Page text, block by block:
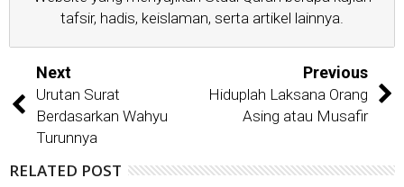
tafsir, hadis, keislaman, serta artikel lainnya.
Next
Urutan Surat
Berdasarkan Wahyu
Turunnya
Previous
Hiduplah Laksana Orang
Asing atau Musafir
RELATED POST